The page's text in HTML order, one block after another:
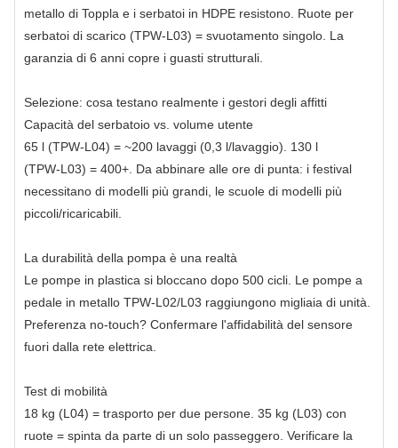
metallo di Toppla e i serbatoi in HDPE resistono. Ruote per
serbatoi di scarico (TPW‑L03) = svuotamento singolo. La
garanzia di 6 anni copre i guasti strutturali.
Selezione: cosa testano realmente i gestori degli affitti
Capacità del serbatoio vs. volume utente
65 l (TPW‑L04) = ~200 lavaggi (0,3 l/lavaggio). 130 l
(TPW‑L03) = 400+. Da abbinare alle ore di punta: i festival
necessitano di modelli più grandi, le scuole di modelli più
piccoli/ricaricabili.
La durabilità della pompa è una realtà
Le pompe in plastica si bloccano dopo 500 cicli. Le pompe a
pedale in metallo TPW-L02/L03 raggiungono migliaia di unità.
Preferenza no-touch? Confermare l'affidabilità del sensore
fuori dalla rete elettrica.
Test di mobilità
18 kg (L04) = trasporto per due persone. 35 kg (L03) con
ruote = spinta da parte di un solo passeggero. Verificare la